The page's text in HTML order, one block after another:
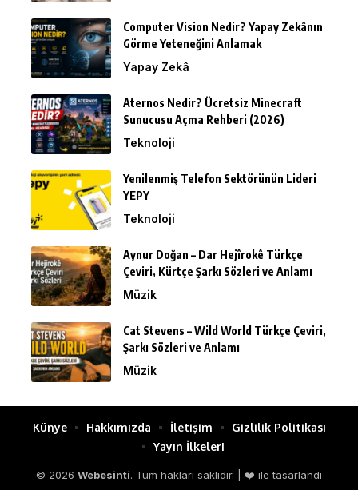
Computer Vision Nedir? Yapay Zekânın
Görme Yeteneğini Anlamak
Yapay Zekâ
Aternos Nedir? Ücretsiz Minecraft
Sunucusu Açma Rehberi (2026)
Teknoloji
Yenilenmiş Telefon Sektörünün Lideri
YEPY
Teknoloji
Aynur Doğan – Dar Hejîrokê Türkçe
Çeviri, Kürtçe Şarkı Sözleri ve Anlamı
Müzik
Cat Stevens – Wild World Türkçe Çeviri,
Şarkı Sözleri ve Anlamı
Müzik
© 2026 Webesinti. Tüm hakları saklıdır. | ❤️ ile tasarlandı
Künye Hakkımızda İletişim
Gizlilik Politikası
Yayın İlkeleri